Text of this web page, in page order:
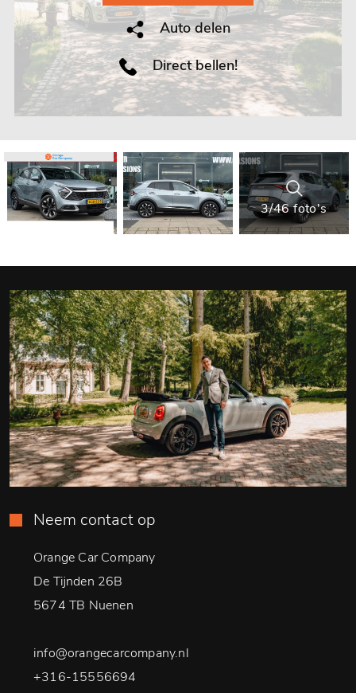
Auto delen
Direct bellen!
3/46 foto's
Neem contact op
Orange Car Company
De Tijnden 26B
5674 TB Nuenen
info@orangecarcompany.nl
+316-15556694